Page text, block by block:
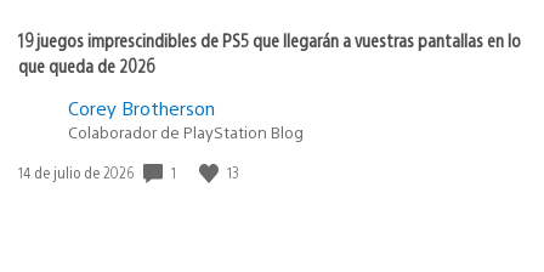
19 juegos imprescindibles de PS5 que llegarán a vuestras pantallas en lo
que queda de 2026
Corey Brotherson
Colaborador de PlayStation Blog
Fecha
14 de julio de 2026 1 13